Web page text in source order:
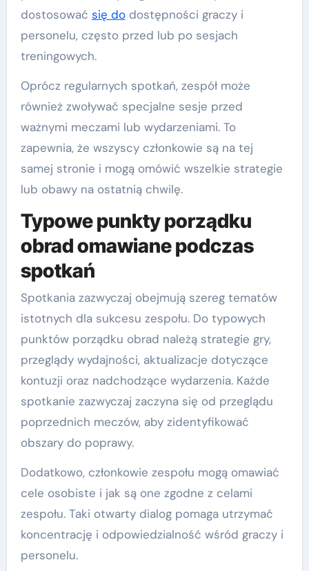
dostosować się dodostępności graczy i
personelu, często przed lub po sesjach
treningowych.
Oprócz regularnych spotkań, zespół może
również zwoływać specjalne sesje przed
ważnymi meczami lub wydarzeniami. To
zapewnia, że wszyscy członkowie są na tej
samej stronie i mogą omówić wszelkie strategie
lub obawy na ostatnią chwilę.
Typowe punkty porządku
obrad omawiane podczas
spotkań
Spotkania zazwyczaj obejmują szereg tematów
istotnych dla sukcesu zespołu. Do typowych
punktów porządku obrad należą strategie gry,
przeglądy wydajności, aktualizacje dotyczące
kontuzji oraz nadchodzące wydarzenia. Każde
spotkanie zazwyczaj zaczyna się od przeglądu
poprzednich meczów, aby zidentyfikować
obszary do poprawy.
Dodatkowo, członkowie zespołu mogą omawiać
cele osobiste i jak są one zgodne z celami
zespołu. Taki otwarty dialog pomaga utrzymać
koncentrację i odpowiedzialność wśród graczy i
personelu.